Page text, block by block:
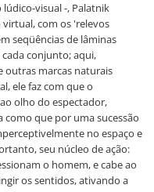
visual -, Palatnik
com os 'relevos
seqüências de lâminas
conjunto; aqui,
outras marcas naturais
ele faz com que o
olho do espectador,
que por uma sucessão
no espaço e
seu núcleo de ação:
o homem, e cabe ao
os sentidos, ativando a